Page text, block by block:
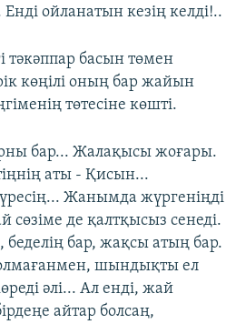
ойланатын кезің келді!..
тәкәппар басын төмен
көңілі оның бар жайын
төтесіне көшті.
бар... Жалақысы жоғары.
аты - Қисын...
Жанымда жүргеніңді
сөзіме де қалтқысыз сенеді.
бар, жақсы атың бар.
шындықты ел
әлі... Ал енді, жай
айтар болсаң,